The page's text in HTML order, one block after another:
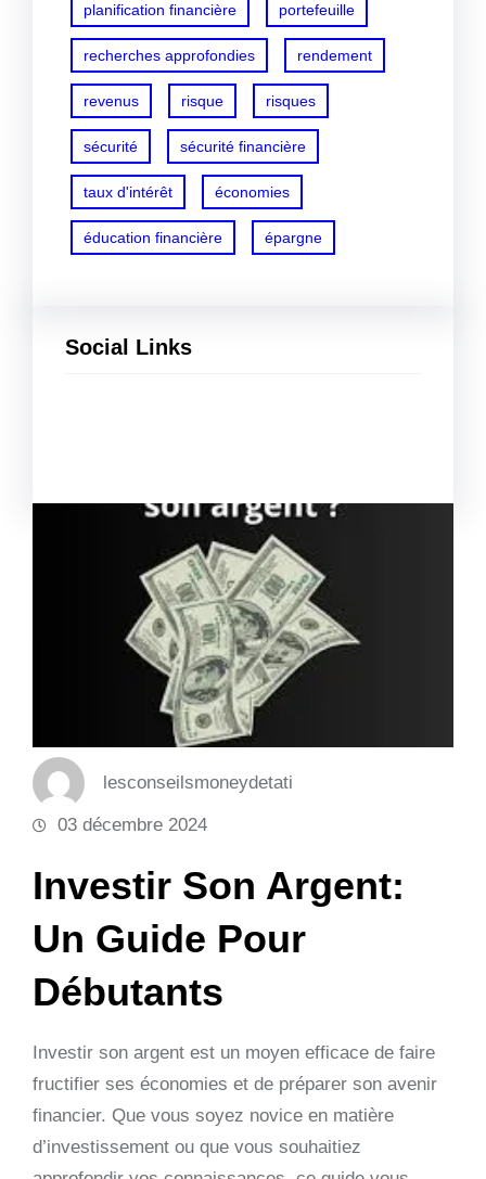
planification financière portefeuille
recherches approfondies rendement
revenus risque risques
sécurité sécurité financière
taux d'intérêt économies
éducation financière épargne
Social Links
lesconseilsmoneydetati
03 décembre 2024
Investir Son Argent:
Un Guide Pour
Débutants
Investir son argent est un moyen efficace de faire
fructifier ses économies et de préparer son avenir
financier. Que vous soyez novice en matière
d’investissement ou que vous souhaitiez